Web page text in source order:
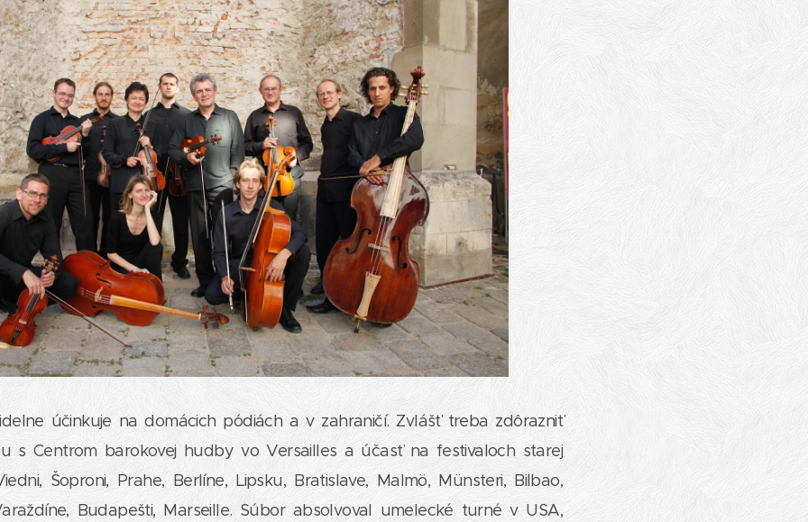
účinkuje na domácich pódiách a v zahraničí. Zvlášť treba zdôrazniť
s Centrom barokovej hudby vo Versailles a účasť na festivaloch starej
Šoproni, Prahe, Berlíne, Lipsku, Bratislave, Malmö, Münsteri, Bilbao,
Budapešti, Marseille. Súbor absolvoval umelecké turné v USA,